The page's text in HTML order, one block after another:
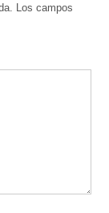
Los campos